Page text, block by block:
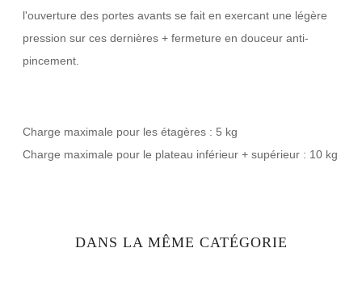
l'ouverture des portes avants se fait en exercant une légère
pression sur ces dernières + fermeture en douceur anti-
pincement.
Charge maximale pour les étagères : 5 kg
Charge maximale pour le plateau inférieur + supérieur : 10 kg
DANS LA MÊME CATÉGORIE